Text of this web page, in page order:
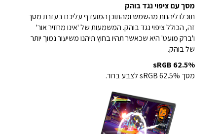
מסך עם ציפוי נגד בוהק
תוכלו ליהנות מהשמש ומהתוכן המועדף עליכם בעזרת מסך
זה, הכולל ציפוי נגד בוהק. המשמעות של 'אינו מחזיר אור'
ו'ברק מועט' היא שכאשר תהיו בחוץ תיהנו משיעור נמוך יותר
של בוהק.
62.5% sRGB
מסך 62.5% sRGB לצבע ברור.